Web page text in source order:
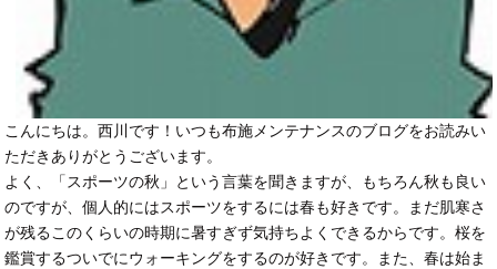
こんにちは。西川です！いつも布施メンテナンスのブログをお読みい
ただきありがとうございます。
よく、「スポーツの秋」という言葉を聞きますが、もちろん秋も良い
のですが、個人的にはスポーツをするには春も好きです。まだ肌寒さ
が残るこのくらいの時期に暑すぎず気持ちよくできるからです。桜を
鑑賞するついでにウォーキングをするのが好きです。また、春は始ま